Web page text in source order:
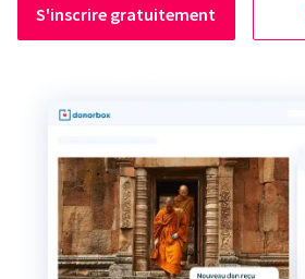
S'inscrire gratuitement